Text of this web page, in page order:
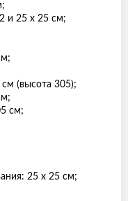
и 25 х 25 см;
(высота 305);
см;
25 х 25 см;